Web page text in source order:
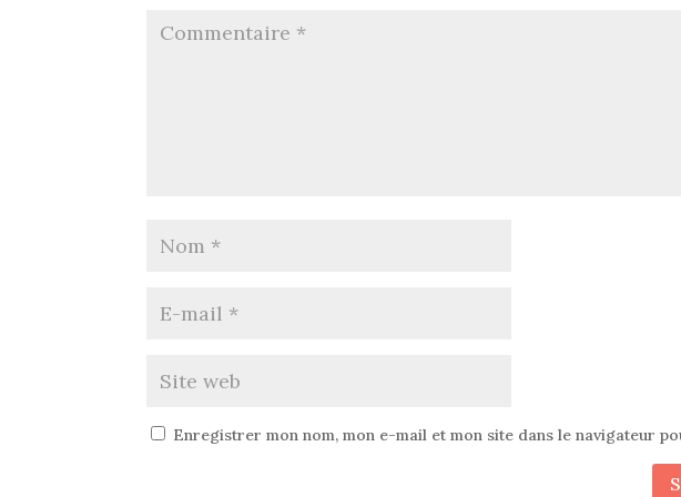
Enregistrer mon nom, mon e-mail et mon site dans le navigateur